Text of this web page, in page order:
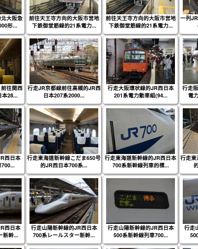
大阪急
形...
前往天王寺方向的大阪市営地
下鉄御堂筋線的21系電力...
前往天王寺方向的大阪市営地
下鉄御堂筋線的21系電力...
一列
往関西
本28...
行走JR京都線前往高槻的JR西
日本207系2000...
行走大阪環状線的JR西日本
201系電力動車組(94...
行走
電
西日本
行走東海道新幹線こだま650号
的JR西日本700系...
行走東海道新幹線的JR西日本
700系新幹線列車的標...
行走東
西日本
新幹...
行走山陽新幹線的JR西日本
700系レールスター新幹...
行走山陽新幹線的JR西日本
500系新幹線列車700...
行走